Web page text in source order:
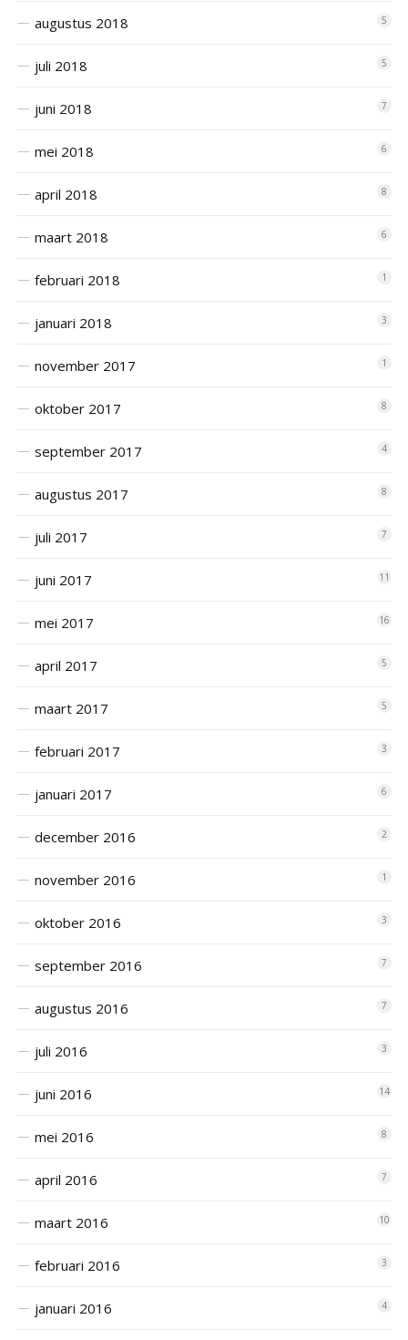
augustus 2018 5
juli 2018 5
juni 2018 7
mei 2018 6
april 2018 8
maart 2018 6
februari 2018 1
januari 2018 3
november 2017 1
oktober 2017 8
september 2017 4
augustus 2017 8
juli 2017 7
juni 2017 11
mei 2017 16
april 2017 5
maart 2017 5
februari 2017 3
januari 2017 6
december 2016 2
november 2016 1
oktober 2016 3
september 2016 7
augustus 2016 7
juli 2016 3
juni 2016 14
mei 2016 8
april 2016 7
maart 2016 10
februari 2016 3
januari 2016 4